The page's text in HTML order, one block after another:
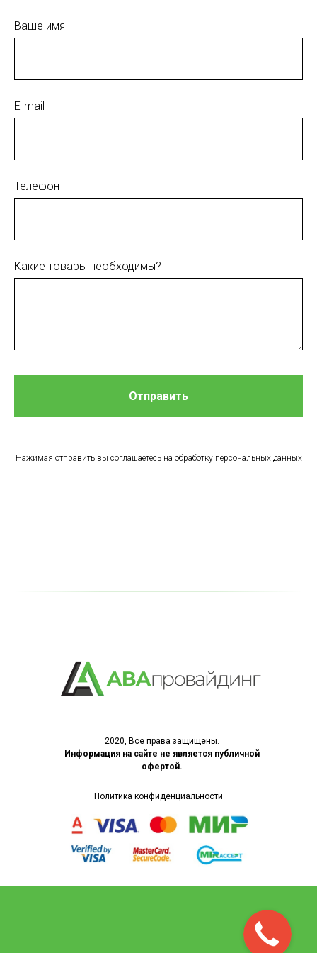
Ваше имя
E-mail
Телефон
Какие товары необходимы?
Отправить
Нажимая отправить вы соглашаетесь на обработку персональных данных
Политика конфиденциальности
2020, Все права защищены.
Информация на сайте не является публичной
офертой.